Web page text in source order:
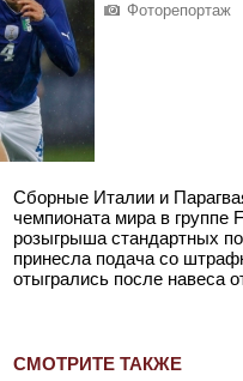
Фоторепортаж
Сборные Италии и
чемпионата мира в группе
розыгрыша стандартных
принесла подача со
отыгрались после навеса
СМОТРИТЕ ТАКЖЕ